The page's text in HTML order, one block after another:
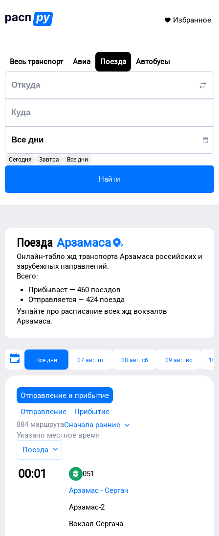
Избранное
Весь транспорт Авиа Поезда Автобусы
Сегодня Завтра Все дни
Найти
Поезда Арзамаса
Онлайн-табло жд транспорта Арзамаса российских и
зарубежных направлений.
Всего:
Прибывает — 460 поездов
Отправляется — 424 поезда
Узнайте про расписание всех жд вокзалов
Арзамаса.
Все дни 07 авг. пт 08 авг. сб 09 авг. вс 10
Отправление и прибытие
Отправление
Прибытие
884 маршрутаСначала ранние
Указано местное время
Поезда
00:01
051
Арзамас - Сергач
Арзамас-2
Вокзал Сергача